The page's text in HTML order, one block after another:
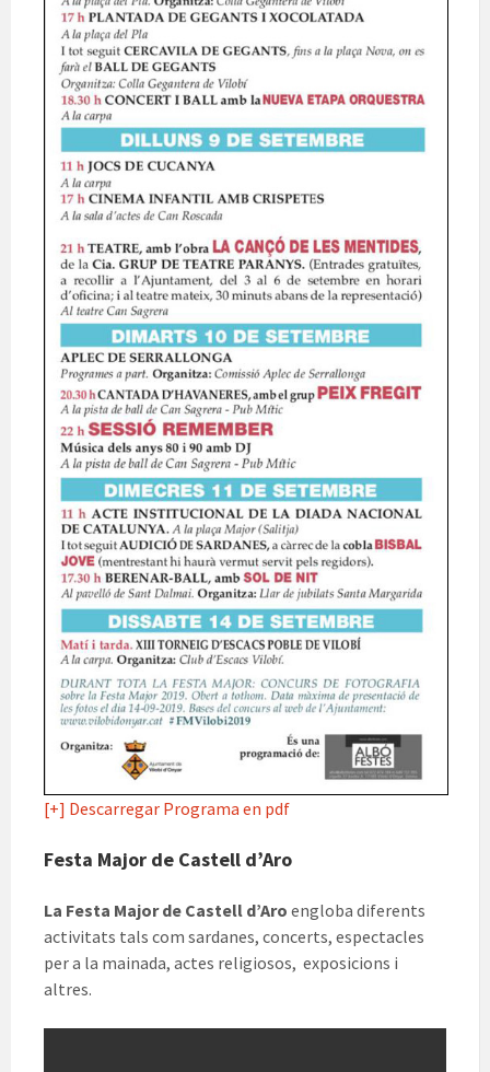
[+] Descarregar Programa en pdf
Festa Major de Castell d’Aro
La Festa Major de Castell d’Aro engloba diferents
activitats tals com sardanes, concerts, espectacles
per a la mainada, actes religiosos, exposicions i
altres.